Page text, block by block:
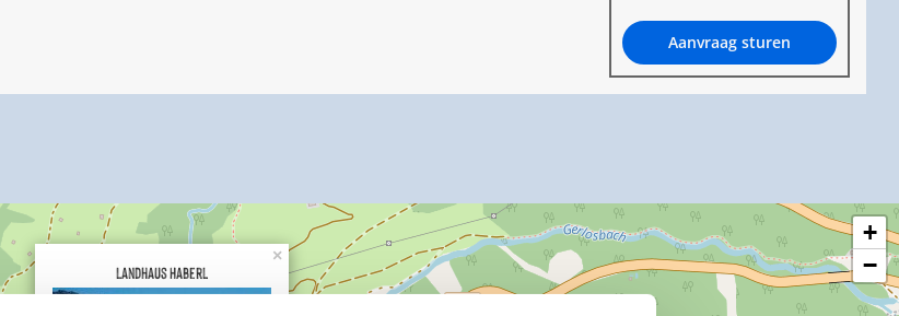
Aanvraag sturen
Landhaus Haberl
×
+
−